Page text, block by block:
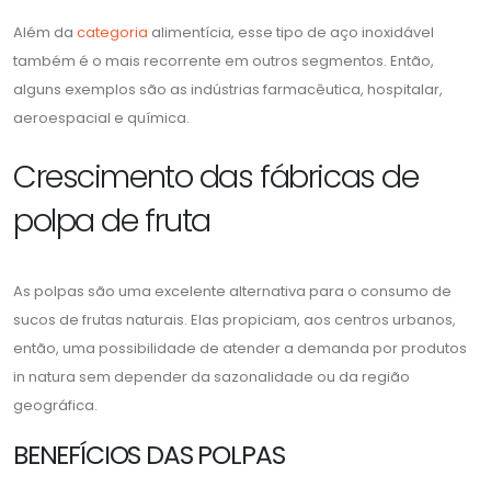
Além da categoria alimentícia, esse tipo de aço inoxidável
também é o mais recorrente em outros segmentos. Então,
alguns exemplos são as indústrias farmacêutica, hospitalar,
aeroespacial e química.
Crescimento das fábricas de
polpa de fruta
As polpas são uma excelente alternativa para o consumo de
sucos de frutas naturais. Elas propiciam, aos centros urbanos,
então, uma possibilidade de atender a demanda por produtos
in natura sem depender da sazonalidade ou da região
geográfica.
BENEFÍCIOS DAS POLPAS